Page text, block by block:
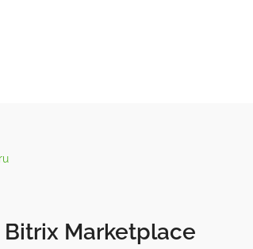
Marketplace